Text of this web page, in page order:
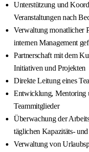
Unterstützung und
Veranstaltungen nach
Verwaltung monatlicher
internen Management
Partnerschaft mit dem
Initiativen und Projekten
Direkte Leitung eines
Entwicklung, Mentoring
Teammitglieder
Überwachung der
täglichen Kapazitäts-
Verwaltung von